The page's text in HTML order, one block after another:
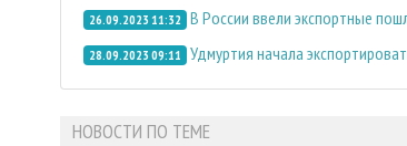
26.09.2023 11:32 В России ввели экспортные
28.09.2023 09:11 Удмуртия начала
НОВОСТИ ПО ТЕМЕ